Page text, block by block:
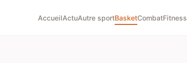
AccueilActuAutre sportBasketCombatFitness